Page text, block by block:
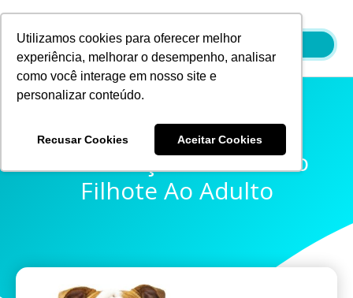
Utilizamos cookies para oferecer melhor
experiência, melhorar o desempenho, analisar
como você interage em nosso site e
personalizar conteúdo.
Recusar Cookies Aceitar Cookies
conteúdo
Alimentação Canina: Do
Filhote Ao Adulto